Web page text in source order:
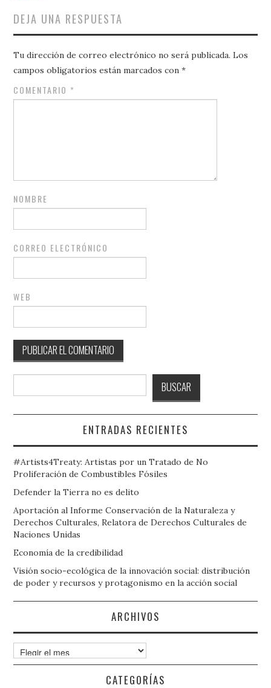
DEJA UNA RESPUESTA
Tu dirección de correo electrónico no será publicada. Los
campos obligatorios están marcados con*
COMENTARIO *
NOMBRE
CORREO ELECTRÓNICO
WEB
BUSCAR
ENTRADAS RECIENTES
#Artists4Treaty: Artistas por un Tratado de No
Proliferación de Combustibles Fósiles
Defender la Tierra no es delito
Aportación al Informe Conservación de la Naturaleza y
Derechos Culturales, Relatora de Derechos Culturales de
Naciones Unidas
Economía de la credibilidad
Visión socio-ecológica de la innovación social: distribución
de poder y recursos y protagonismo en la acción social
ARCHIVOS
Archivos
CATEGORÍAS